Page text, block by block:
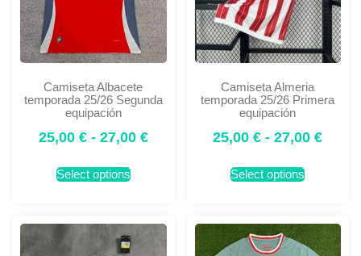
Camiseta Albacete
temporada 25/26 Segunda
equipación
25,00 € - 27,00 €
Select options
Camiseta Almeria
temporada 25/26 Primera
equipación
25,00€ - 27,00€
Select options